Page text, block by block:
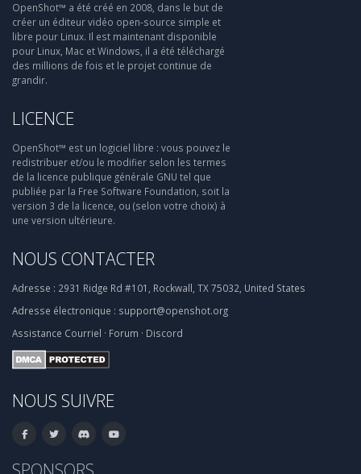
OpenShot™ a été créé en 2008, dans le but de
créer un éditeur vidéo open-source simple et
libre pour Linux. Il est maintenant disponible
pour Linux, Mac et Windows, il a été téléchargé
des millions de fois et le projet continue de
grandir.
LICENCE
OpenShot™ est un logiciel libre : vous pouvez le
redistribuer et/ou le modifier selon les termes
de la licence publique générale GNU tel que
publiée par la Free Software Foundation, soit la
version 3 de la licence, ou (selon votre choix) à
une version ultérieure.
NOUS CONTACTER
Adresse : 2931 Ridge Rd #101, Rockwall, TX 75032, United States
Adresse électronique : support@openshot.org
Assistance Courriel · Forum · Discord
NOUS SUIVRE